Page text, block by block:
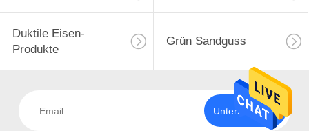
Duktile Eisen-
Produkte
Grün Sandguss
Unterzeichnen